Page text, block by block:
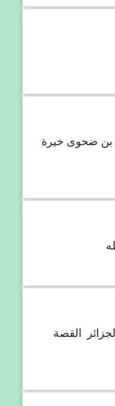
ضحوى خيرة
الجزائر القصة